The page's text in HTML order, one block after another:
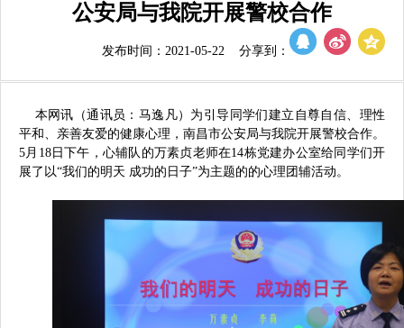
公安局与我院开展警校合作
发布时间：2021-05-22 分享到：
本网讯（通讯员：马逸凡）为引导同学们建立自尊自信、理性
平和、亲善友爱的健康心理， 南昌市公安局与我院开展警校合作。
5月 18日下午， 心辅队 的万素贞老师在14栋党建办公室给同学们开
展了以“我们的明天 成功的日子”为主题的的心理团辅活动。